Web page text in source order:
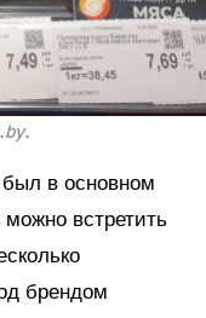
в основном
встретить
брендом